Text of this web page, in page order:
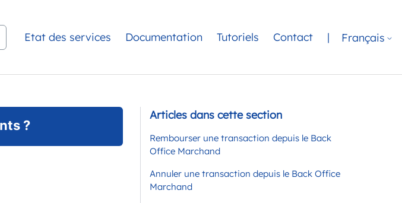
Etat des services Documentation Tutoriels Contact | Français
?
Articles dans cette section
Rembourser une transaction depuis le Back
Office Marchand
Annuler une transaction depuis le Back Office
Marchand